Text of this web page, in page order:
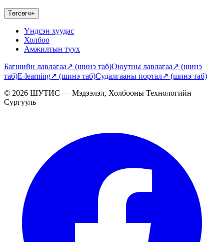
Төгсөгч+
Үндсэн хуудас
Холбоо
Амжилтын түүх
Багшийн лавлагаа↗ (шинэ таб)Оюутны лавлагаа↗ (шинэ
таб)E-learning↗ (шинэ таб)Судалгааны портал↗ (шинэ таб)
© 2026 ШУТИС — Мэдээлэл, Холбооны Технологийн
Сургууль